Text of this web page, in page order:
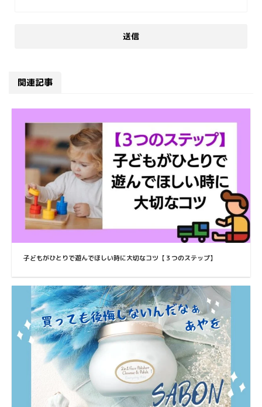
関連記事
子どもがひとりで遊んでほしい時に大切なコツ【３つのステップ】